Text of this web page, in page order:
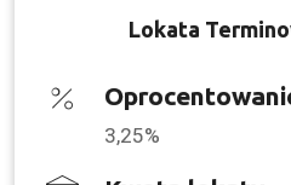
Lokata
3,25%